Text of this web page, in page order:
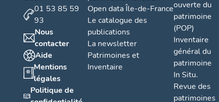
01 53 85 59
93
Nous
contacter
Aide
Mentions
légales
Politique de
Open data Île-de-France
Le catalogue des
publications
La newsletter
Patrimoines et
Inventaire
ouverte du
patrimoine
(POP)
Inventaire
général du
patrimoine
In Situ.
Revue des
patrimoines